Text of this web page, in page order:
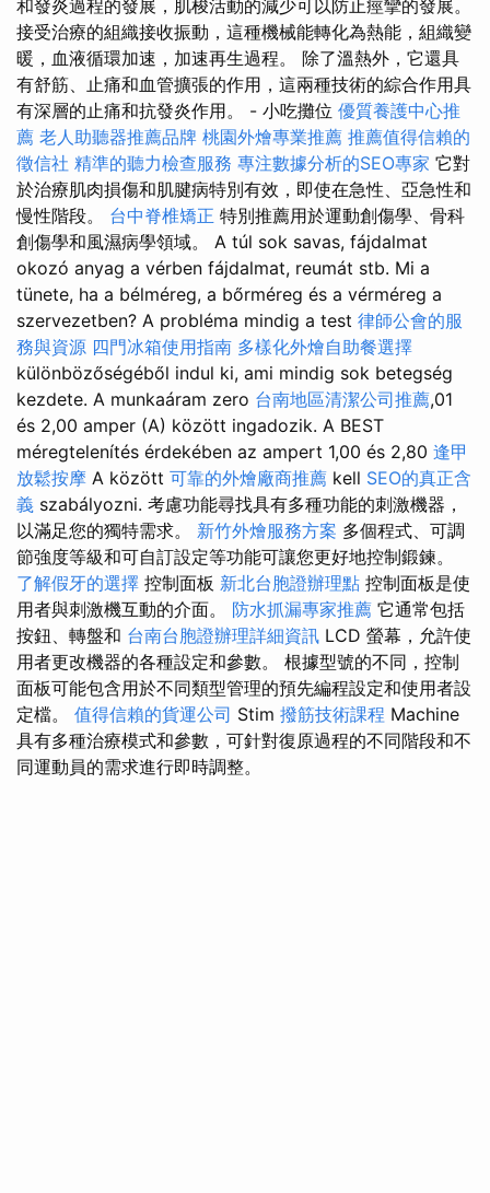
和發炎過程的發展，肌梭活動的減少可以防止痙攣的發展。
接受治療的組織接收振動，這種機械能轉化為熱能，組織變
暖，血液循環加速，加速再生過程。 除了溫熱外，它還具
有舒筋、止痛和血管擴張的作用，這兩種技術的綜合作用具
有深層的止痛和抗發炎作用。 - 小吃攤位 優質養護中心推
薦 老人助聽器推薦品牌 桃園外燴專業推薦 推薦值得信賴的
徵信社 精準的聽力檢查服務 專注數據分析的SEO專家 它對
於治療肌肉損傷和肌腱病特別有效，即使在急性、亞急性和
慢性階段。 台中脊椎矯正 特別推薦用於運動創傷學、骨科
創傷學和風濕病學領域。 A túl sok savas, fájdalmat
okozó anyag a vérben fájdalmat, reumát stb. Mi a
tünete, ha a bélméreg, a bőrméreg és a vérméreg a
szervezetben? A probléma mindig a test 律師公會的服
務與資源 四門冰箱使用指南 多樣化外燴自助餐選擇
különbözőségéből indul ki, ami mindig sok betegség
kezdete. A munkaáram zero 台南地區清潔公司推薦,01
és 2,00 amper (A) között ingadozik. A BEST
méregtelenítés érdekében az ampert 1,00 és 2,80 逢甲
放鬆按摩 A között 可靠的外燴廠商推薦 kell SEO的真正含
義 szabályozni. 考慮功能尋找具有多種功能的刺激機器，
以滿足您的獨特需求。 新竹外燴服務方案 多個程式、可調
節強度等級和可自訂設定等功能可讓您更好地控制鍛鍊。
了解假牙的選擇 控制面板 新北台胞證辦理點 控制面板是使
用者與刺激機互動的介面。 防水抓漏專家推薦 它通常包括
按鈕、轉盤和 台南台胞證辦理詳細資訊 LCD 螢幕，允許使
用者更改機器的各種設定和參數。 根據型號的不同，控制
面板可能包含用於不同類型管理的預先編程設定和使用者設
定檔。 值得信賴的貨運公司 Stim 撥筋技術課程 Machine
具有多種治療模式和參數，可針對復原過程的不同階段和不
同運動員的需求進行即時調整。